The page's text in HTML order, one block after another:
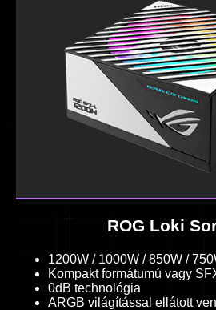
ROG Loki
1200W / 1000W / 850W /
Kompakt formátumú vagy
0dB technológia
ARGB világítással ellátott